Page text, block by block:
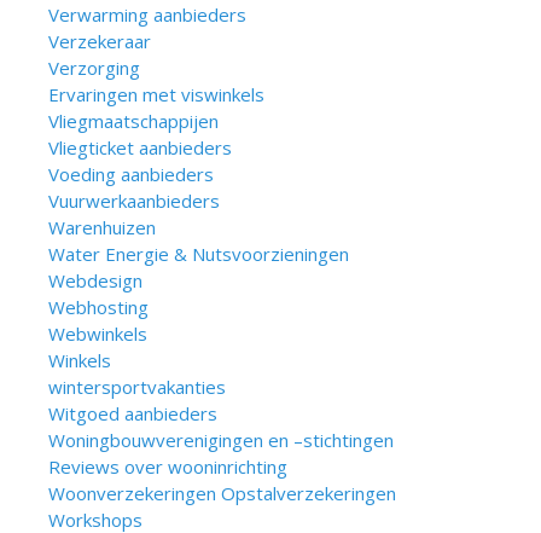
Verwarming aanbieders
Verzekeraar
Verzorging
Ervaringen met viswinkels
Vliegmaatschappijen
Vliegticket aanbieders
Voeding aanbieders
Vuurwerkaanbieders
Warenhuizen
Water Energie & Nutsvoorzieningen
Webdesign
Webhosting
Webwinkels
Winkels
wintersportvakanties
Witgoed aanbieders
Woningbouwverenigingen en –stichtingen
Reviews over wooninrichting
Woonverzekeringen Opstalverzekeringen
Workshops